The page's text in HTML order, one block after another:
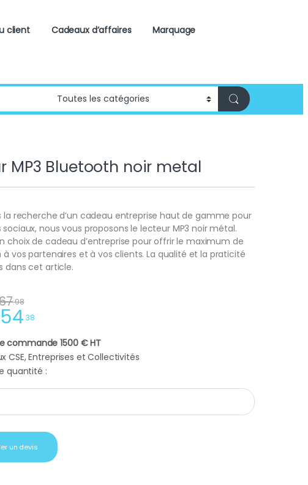
client Cadeaux d’affaires Marquage
MP3 Bluetooth noir metal
la recherche d’un cadeau entreprise haut de gamme pour
nous vous proposons le lecteur MP3 noir métal.
choix de cadeau d’entreprise pour offrir le maximum de
vos partenaires et à vos clients. La qualité et la praticité
dans cet article.
.98
54.38
commande 1500 € HT
CSE, Entreprises et Collectivités
quantité :
Bluetooth noir metal quantity
un devis